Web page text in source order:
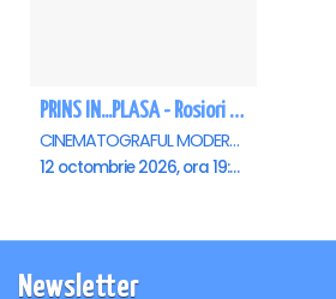
PRINS IN...PLASA - Rosiori de Vede
CINEMATOGRAFUL MODERN, Rosiori de Vede
12 octombrie 2026, ora 19:00
Newsletter